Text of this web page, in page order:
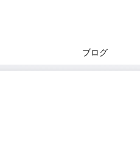
ブログ